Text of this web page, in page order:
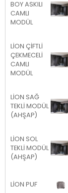
BOY ASKILI
CAMLI
MODÜL
LİON ÇİFTLİ
ÇEKMECELİ
CAMLI
MODÜL
LİON SAĞ
TEKLİ MODÜL
(AHŞAP)
LİON SOL
TEKLİ MODÜL
(AHŞAP)
LİON PUF